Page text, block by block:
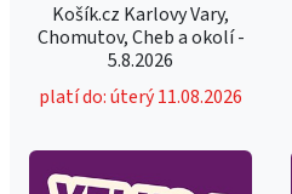
Košík.cz Karlovy Vary,
Chomutov, Cheb a okolí -
5.8.2026
platí do: úterý 11.08.2026